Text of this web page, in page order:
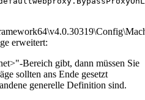
erweitert:
Bereich gibt, dann müssen Sie
sollten ans Ende gesetzt
generelle Definition sind.